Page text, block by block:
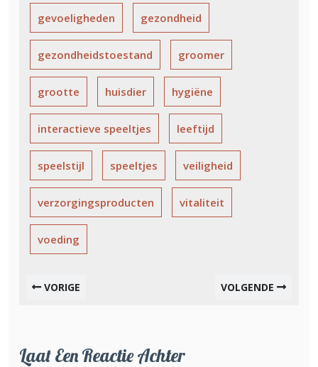
gevoeligheden gezondheid
gezondheidstoestand groomer
grootte huisdier hygiëne
interactieve speeltjes leeftijd
speelstijl speeltjes veiligheid
verzorgingsproducten vitaliteit
voeding
VORIGE VOLGENDE
Laat Een Reactie Achter